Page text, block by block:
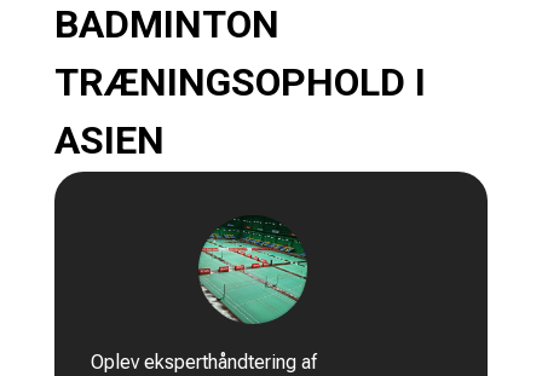
BADMINTON
TRÆNINGSOPHOLD I
ASIEN
Oplev eksperthåndtering af